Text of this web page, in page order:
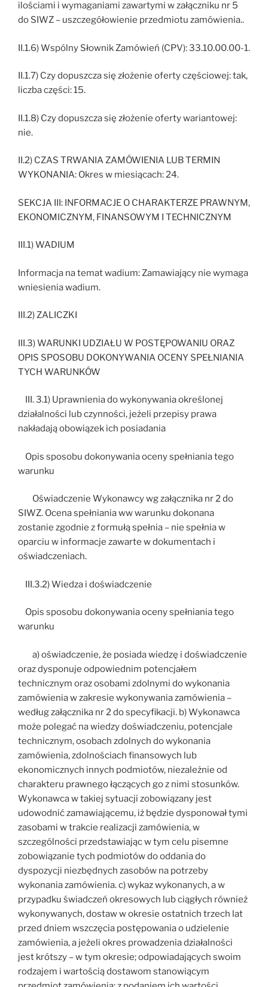
ilościami i wymaganiami zawartymi w załączniku nr 5
do SIWZ – uszczegółowienie przedmiotu zamówienia..
II.1.6) Wspólny Słownik Zamówień (CPV): 33.10.00.00-1.
II.1.7) Czy dopuszcza się złożenie oferty częściowej: tak,
liczba części: 15.
II.1.8) Czy dopuszcza się złożenie oferty wariantowej:
nie.
II.2) CZAS TRWANIA ZAMÓWIENIA LUB TERMIN
WYKONANIA: Okres w miesiącach: 24.
SEKCJA III: INFORMACJE O CHARAKTERZE PRAWNYM,
EKONOMICZNYM, FINANSOWYM I TECHNICZNYM
III.1) WADIUM
Informacja na temat wadium: Zamawiający nie wymaga
wniesienia wadium.
III.2) ZALICZKI
III.3) WARUNKI UDZIAŁU W POSTĘPOWANIU ORAZ
OPIS SPOSOBU DOKONYWANIA OCENY SPEŁNIANIA
TYCH WARUNKÓW
III. 3.1) Uprawnienia do wykonywania określonej
działalności lub czynności, jeżeli przepisy prawa
nakładają obowiązek ich posiadania
Opis sposobu dokonywania oceny spełniania tego
warunku
Oświadczenie Wykonawcy wg załącznika nr 2 do
SIWZ. Ocena spełniania ww warunku dokonana
zostanie zgodnie z formułą spełnia – nie spełnia w
oparciu w informacje zawarte w dokumentach i
oświadczeniach.
III.3.2) Wiedza i doświadczenie
Opis sposobu dokonywania oceny spełniania tego
warunku
a) oświadczenie, że posiada wiedzę i doświadczenie
oraz dysponuje odpowiednim potencjałem
technicznym oraz osobami zdolnymi do wykonania
zamówienia w zakresie wykonywania zamówienia –
według załącznika nr 2 do specyfikacji. b) Wykonawca
może polegać na wiedzy doświadczeniu, potencjale
technicznym, osobach zdolnych do wykonania
zamówienia, zdolnościach finansowych lub
ekonomicznych innych podmiotów, niezależnie od
charakteru prawnego łączących go z nimi stosunków.
Wykonawca w takiej sytuacji zobowiązany jest
udowodnić zamawiającemu, iż będzie dysponował tymi
zasobami w trakcie realizacji zamówienia, w
szczególności przedstawiając w tym celu pisemne
zobowiązanie tych podmiotów do oddania do
dyspozycji niezbędnych zasobów na potrzeby
wykonania zamówienia. c) wykaz wykonanych, a w
przypadku świadczeń okresowych lub ciągłych również
wykonywanych, dostaw w okresie ostatnich trzech lat
przed dniem wszczęcia postępowania o udzielenie
zamówienia, a jeżeli okres prowadzenia działalności
jest krótszy – w tym okresie; odpowiadających swoim
rodzajem i wartością dostawom stanowiącym